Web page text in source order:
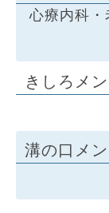
心療内科
きしろメ
溝の口メ